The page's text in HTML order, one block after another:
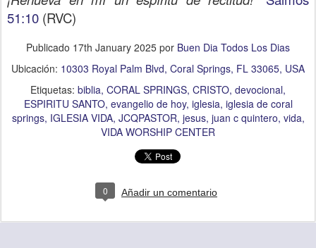
51:10 (RVC)
Publicado 17th January 2025 por Buen Dia Todos Los Dias
Ubicación: 10303 Royal Palm Blvd, Coral Springs, FL 33065, USA
Etiquetas: biblia CORAL SPRINGS CRISTO devocional
ESPIRITU SANTO evangelio de hoy iglesia iglesia de coral
springs IGLESIA VIDA JCQPASTOR jesus juan c quintero vida
VIDA WORSHIP CENTER
0 Añadir un comentario